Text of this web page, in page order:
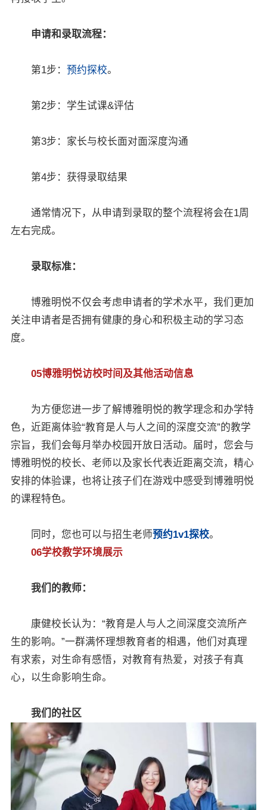
申请和录取流程：
第1步： 预约探校。
第2步：学生试课&评估
第3步：家长与校长面对面深度沟通
第4步：获得录取结果
通常情况下，从申请到录取的整个流程将会在1周
左右完成。
录取标准：
博雅明悦不仅会考虑申请者的学术水平，我们更加
关注申请者是否拥有健康的身心和积极主动的学习态
度。
05博雅明悦访校时间及其他活动信息
为方便您进一步了解博雅明悦的教学理念和办学特
色，近距离体验“教育是人与人之间的深度交流”的教学
宗旨，我们会每月举办校园开放日活动。届时，您会与
博雅明悦的校长、老师以及家长代表近距离交流，精心
安排的体验课，也将让孩子们在游戏中感受到博雅明悦
的课程特色。
同时，您也可以与招生老师预约1v1探校。
06学校教学环境展示
我们的教师：
康健校长认为：“教育是人与人之间深度交流所产
生的影响。”一群满怀理想教育者的相遇，他们对真理
有求索，对生命有感悟，对教育有热爱，对孩子有真
心，以生命影响生命。
我们的社区